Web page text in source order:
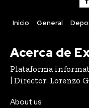
Inicio General
Acerca de
Plataforma
| Director: Lorenzo
About us